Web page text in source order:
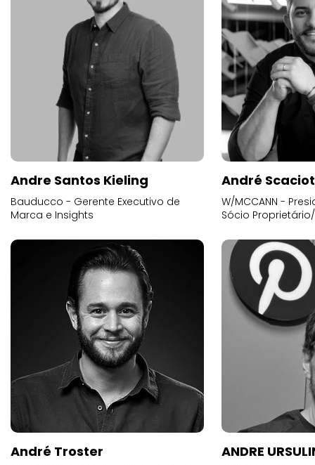
Andre Santos Kieling
Bauducco - Gerente Executivo de
Marca e Insights
André
W/MCCANN -
Sócio
André Troster ANDRE